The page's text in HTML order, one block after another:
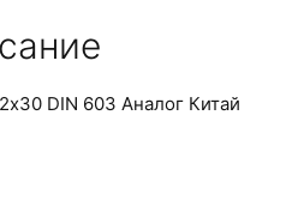
DIN 603 Аналог Китай